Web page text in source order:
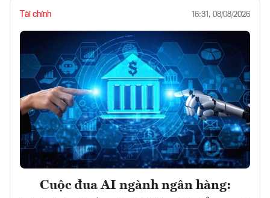
Tài chính 16:31, 08/08/2026
Cuộc đua AI ngành ngân hàng: